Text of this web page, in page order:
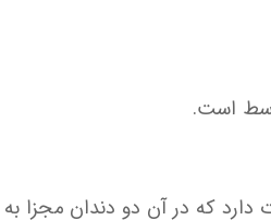
است.